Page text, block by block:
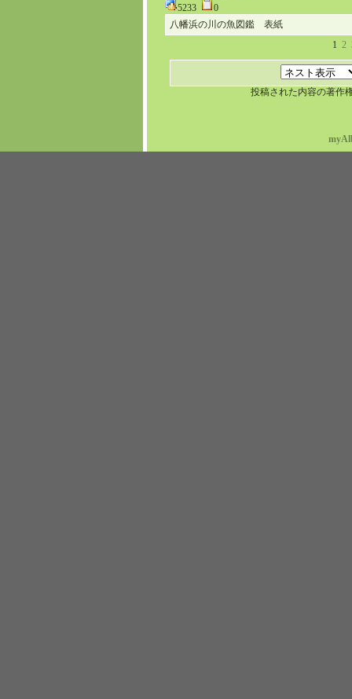
5233
0
八幡浜の川の魚図鑑 表紙
1 2
投稿された内容の著作